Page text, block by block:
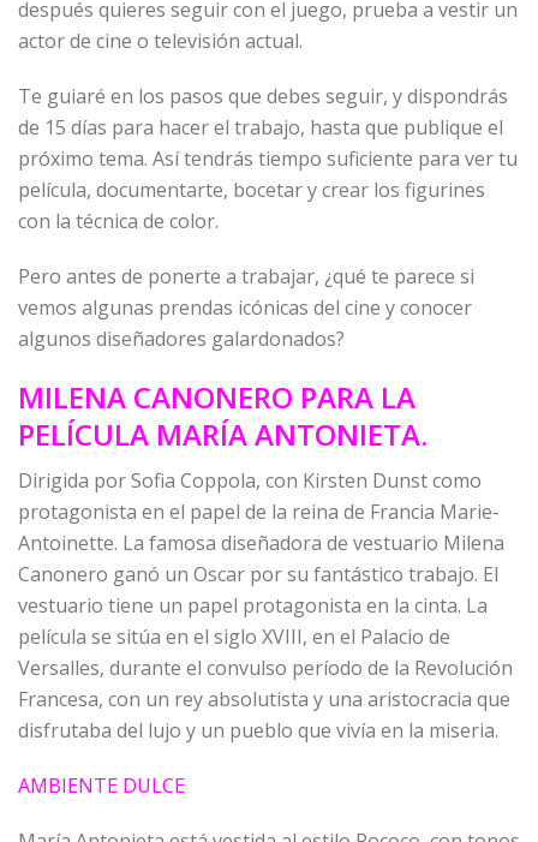
después quieres seguir con el juego, prueba a vestir un
actor de cine o televisión actual.
Te guiaré en los pasos que debes seguir, y dispondrás
de 15 días para hacer el trabajo, hasta que publique el
próximo tema. Así tendrás tiempo suficiente para ver tu
película, documentarte, bocetar y crear los figurines
con la técnica de color.
Pero antes de ponerte a trabajar, ¿qué te parece si
vemos algunas prendas icónicas del cine y conocer
algunos diseñadores galardonados?
MILENA CANONERO PARA LA
PELÍCULA MARÍA ANTONIETA.
Dirigida por Sofia Coppola, con Kirsten Dunst como
protagonista en el papel de la reina de Francia Marie-
Antoinette. La famosa diseñadora de vestuario Milena
Canonero ganó un Oscar por su fantástico trabajo. El
vestuario tiene un papel protagonista en la cinta. La
película se sitúa en el siglo XVIII, en el Palacio de
Versalles, durante el convulso período de la Revolución
Francesa, con un rey absolutista y una aristocracia que
disfrutaba del lujo y un pueblo que vivía en la miseria.
AMBIENTE DULCE